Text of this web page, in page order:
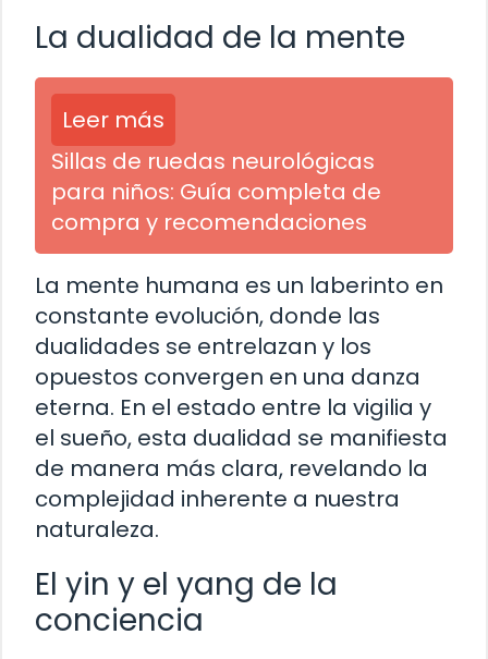
La dualidad de la mente
Leer más
Sillas de ruedas neurológicas
para niños: Guía completa de
compra y recomendaciones
La mente humana es un laberinto en
constante evolución, donde las
dualidades se entrelazan y los
opuestos convergen en una danza
eterna. En el estado entre la vigilia y
el sueño, esta dualidad se manifiesta
de manera más clara, revelando la
complejidad inherente a nuestra
naturaleza.
El yin y el yang de la
conciencia